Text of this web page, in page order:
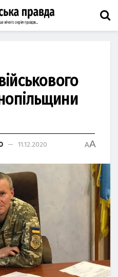
11.12.2020 AA